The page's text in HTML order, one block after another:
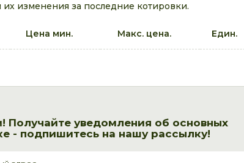
изменения за последние котировки.
Цена мин. Макс. цена. Един.
Получайте уведомления об основных
- подпишитесь на нашу рассылку!